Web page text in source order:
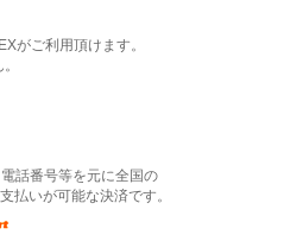
がご利用頂けます。
話番号等を元に全国の
払いが可能な決済です。